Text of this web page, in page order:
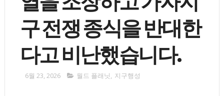
구 전쟁 종식을 반대한
다고 비난했습니다.
6월 23, 2026 월드 플래닛, 지구행성